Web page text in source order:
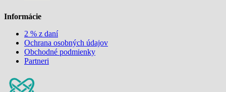
Informácie
2 % z daní
Ochrana osobných údajov
Obchodné podmienky
Partneri